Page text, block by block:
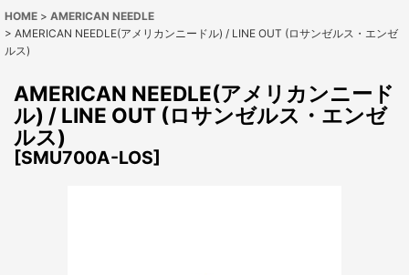
HOME > AMERICAN NEEDLE
> AMERICAN NEEDLE(アメリカンニードル) / LINE OUT (ロサンゼルス・エンゼ
ルス)
AMERICAN NEEDLE(アメリカンニード
ル) / LINE OUT (ロサンゼルス・エンゼ
ルス)
[SMU700A-LOS]